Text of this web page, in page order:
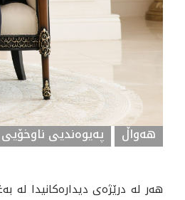
هه‌واڵ په‌یوه‌ندیی ناوخۆیی